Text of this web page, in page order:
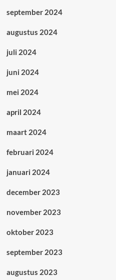
september 2024
augustus 2024
juli 2024
juni 2024
mei 2024
april 2024
maart 2024
februari 2024
januari 2024
december 2023
november 2023
oktober 2023
september 2023
augustus 2023